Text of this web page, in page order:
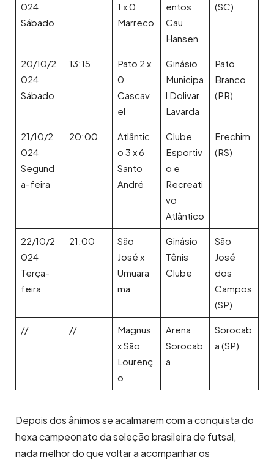
024
Sábado
1 x 0
Marreco
entos
Cau
Hansen
(SC)
20/10/2
024
Sábado
13:15
Pato 2 x
0
Cascav
el
Ginásio
Municipa
l Dolivar
Lavarda
Pato
Branco
(PR)
21/10/2
024
Segund
a-feira
20:00
Atlântic
o 3 x 6
Santo
André
Clube
Esportiv
o e
Recreati
vo
Atlântico
Erechim
(RS)
22/10/2
024
Terça-
feira
21:00
São
José x
Umuara
ma
Ginásio
Tênis
Clube
São
José
dos
Campos
(SP)
// //
Magnus
x São
Lourenç
o
Arena
Sorocab
a
Sorocab
a (SP)
Depois dos ânimos se acalmarem com a conquista do
hexa campeonato da seleção brasileira de futsal,
nada melhor do que voltar a acompanhar os